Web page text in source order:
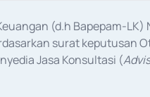
(d.h Bapepam-LK)
surat keputusan
Jasa Konsultasi (